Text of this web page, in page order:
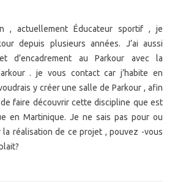
, actuellement Éducateur sportif , je
depuis plusieurs années. J’ai aussi
d’encadrement au Parkour avec la
. je vous contact car j’habite en
y créer une salle de Parkour , afin
faire découvrir cette discipline que est
en Martinique. Je ne sais pas pour ou
la réalisation de ce projet , pouvez -vous